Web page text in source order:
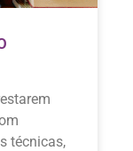
técnicas,